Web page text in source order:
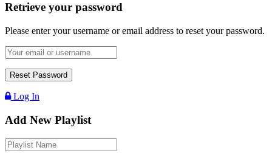
Retrieve your password
Please enter your username or email address to reset your password.
Log In
Add New Playlist